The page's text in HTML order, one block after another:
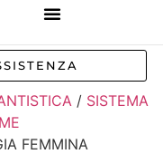
/ SISTEMA
FEMMINA